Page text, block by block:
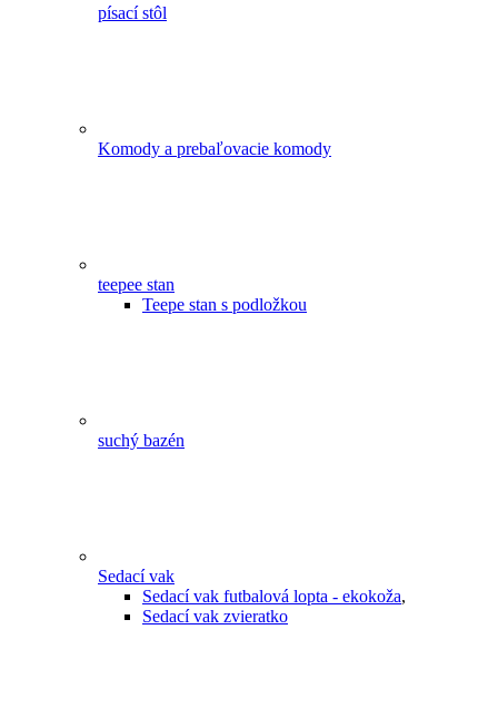
písací stôl
Komody a prebaľovacie komody
teepee stan
Teepe stan s podložkou
suchý bazén
Sedací vak
Sedací vak futbalová lopta - ekokoža,
Sedací vak zvieratko